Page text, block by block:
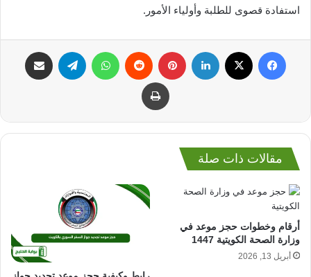
استفادة قصوى للطلبة وأولياء الأمور.
فيسبوك لينكدإن بينتيريست واتساب تيلقرام
طباعة
مقالات ذات صلة
أرقام وخطوات حجز موعد في
وزارة الصحة الكويتية 1447
أبريل 13, 2026